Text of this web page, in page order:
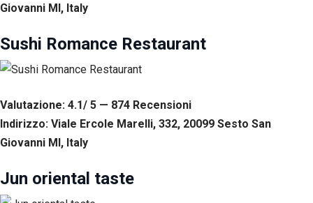
Giovanni MI, Italy
Sushi Romance Restaurant
Valutazione: 4.1/ 5 — 874 Recensioni
Indirizzo: Viale Ercole Marelli, 332, 20099 Sesto San
Giovanni MI, Italy
Jun oriental taste